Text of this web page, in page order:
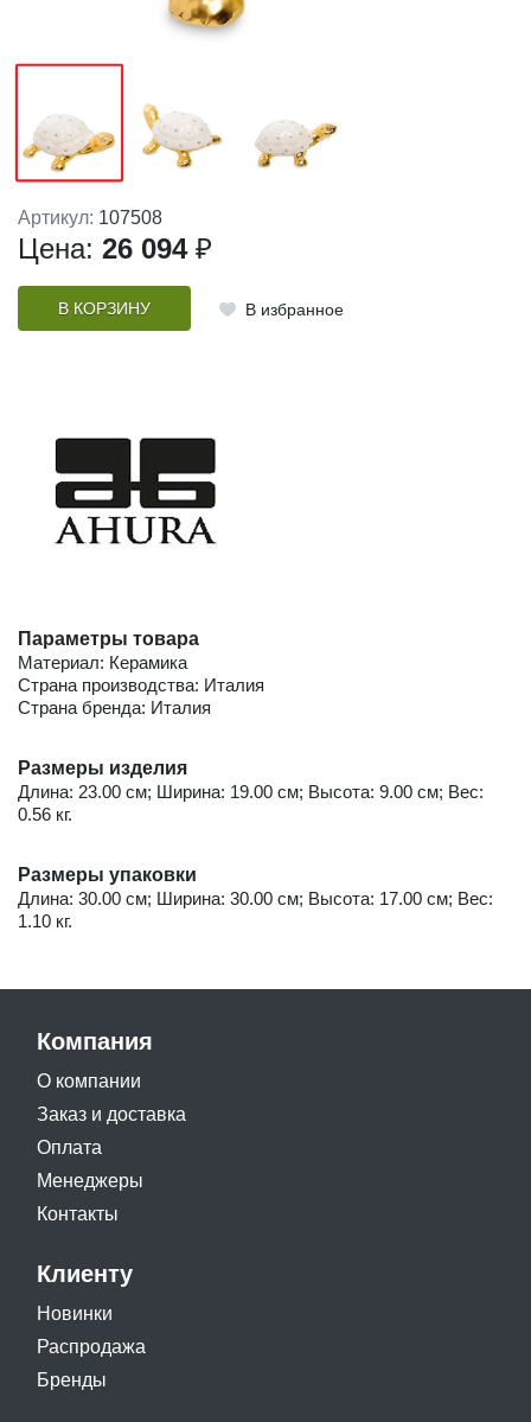
Артикул: 107508
Цена: 26 094 ₽
В КОРЗИНУ В избранное
Параметры товара
Материал: Керамика
Страна производства: Италия
Страна бренда: Италия
Размеры изделия
Длина: 23.00 см; Ширина: 19.00 см; Высота: 9.00 см; Вес:
0.56 кг.
Размеры упаковки
Длина: 30.00 см; Ширина: 30.00 см; Высота: 17.00 см; Вес:
1.10 кг.
Компания
О компании
Заказ и доставка
Оплата
Менеджеры
Контакты
Клиенту
Новинки
Распродажа
Бренды